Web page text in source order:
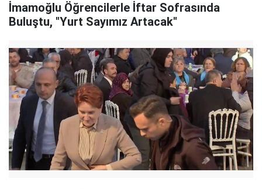
İmamoğlu Öğrencilerle İftar Sofrasında
Buluştu, "Yurt Sayımız Artacak"